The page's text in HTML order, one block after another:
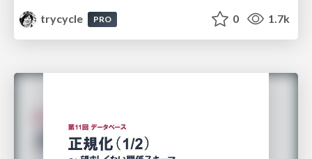
trycycle
PRO 0 1.7k